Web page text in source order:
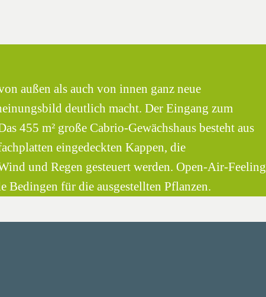
außen als auch von innen ganz neue
deutlich macht. Der Eingang zum
455 m² große Cabrio-Gewächshaus besteht aus
eingedeckten Kappen, die
und Regen gesteuert werden. Open-Air-Feeling
für die ausgestellten Pflanzen.